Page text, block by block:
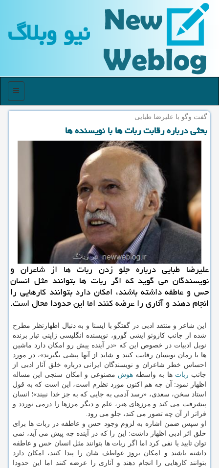
نیو وبلاگ
منو
گفت وگو با علیرضا طبایی
بحثی درباره رقابت ربات ها با نویسنده ها
علیرضا طبایی درباره جلو زدن ربات ها از شاعران و
نویسندگان می گوید که اگر ربات ها بتوانند مثل انسان
حس و عاطفه داشته باشند، امکان دارد بتوانند کارهایی را
انجام دهند و آثاری را عرضه کنند اما این حدودا محال است.
این شاعر و منتقد ادبی در گفتگو با ایسنا و به دنبال اظهارنظر مطرح
شده از جانب کازوئو ایشی گورو، نویسنده انگلیسی ژاپنی تبار برنده
نوبل ادبیات در خصوص این که «در آینده پیش رو امکان دارد ماشین
ها با رمان نویسان رقابت کنند و شاید از آنها پیشی بگیرند»، در مورد
احساس خطر شاعران و نویسندگان ایرانی درباره خلق آثار ادبی از
جانب ربات ها به واسطه هوش مصنوعی و امکان سنجی این مساله
اظهار نمود: آن چه هم اکنون مورد نظرم است، این است که به قول
استاد سخن، سعدی، «رسد آدمی به جایی که به جز خدا نبیند»؛ انسان
پیشرفت می کند و مرزهای هنر، علم و دیگر مرزها را درمی نوردد و
فراتر از آن چه تصور می کند، جلو می رود.
او سپس ضمن اشاره به لزوم وجود حس و عاطفه در ربات ها برای
خلق اثر ادبی اظهار داشت: این را که در آینده چه پیش می آید، نمی
توان تایید یا نفی کرد اما اگر ربات ها بتوانند مثل انسان حس و عاطفه
داشته باشند و امکان بروز عواطف شان را پیدا کنند، امکان دارد
بتوانند کارهایی را انجام دهند و آثاری را عرضه کنند اما این حدودا